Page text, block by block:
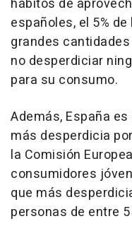
hábitos de
españoles, el 5%
grandes
no desperdiciar
para su consumo.
Además, España
más desperdicia
la Comisión
consumidores
que más
personas de entre